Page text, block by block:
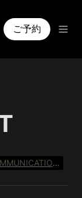
ご予約
MONITOR / COMMUNICATION SYSTEM